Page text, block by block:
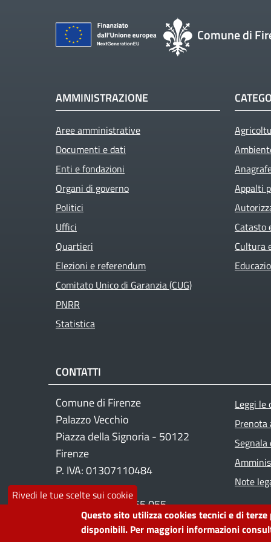
Rivedi le tue scelte sui cookie
Questo sito utilizza cookies tecnici e di
disponibili. Per maggiori informazioni
Comune di
AMMINISTRAZIONE
Aree amministrative
Documenti e dati
Enti e fondazioni
Organi di governo
Politici
Uffici
Quartieri
Elezioni e referendum
Comitato Unico di Garanzia (CUG)
PNRR
Statistica
Appalti
Catasto
Cultura
CONTATTI
Comune di Firenze
Palazzo Vecchio
Piazza della Signoria - 50122
Firenze
P. IVA: 01307110484
Contact center: 055 055
Leggi le
Note